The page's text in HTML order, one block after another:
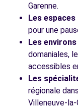
Garenne.
Les
pour une
Les environs
domaniales,
accessibles
Les
régionale
Villeneuve-la-